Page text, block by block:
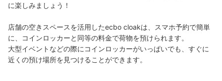
小
支払い方法
現金, ICカード
このコインロッカーの位置を見る
に楽しみましょう！
店舗の空きスペースを活用したecbo cloakは、スマホ予約で簡単
に、コインロッカーと同等の料金で荷物を預けられます。
大型イベントなどの際にコインロッカーがいっぱいでも、すぐに
近くの預け場所を見つけることができます。